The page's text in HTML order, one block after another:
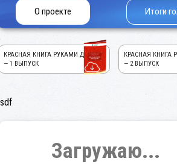
О проекте Итоги
КРАСНАЯ КНИГА РУКАМИ ДЕТЕЙ!
— 1 ВЫПУСК
КРАСНАЯ КНИГА
— 2 ВЫПУСК
sdf
Загружаю...